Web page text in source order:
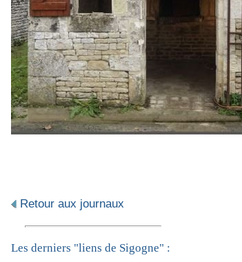
Retour aux journaux
Les derniers "liens de Sigogne" :